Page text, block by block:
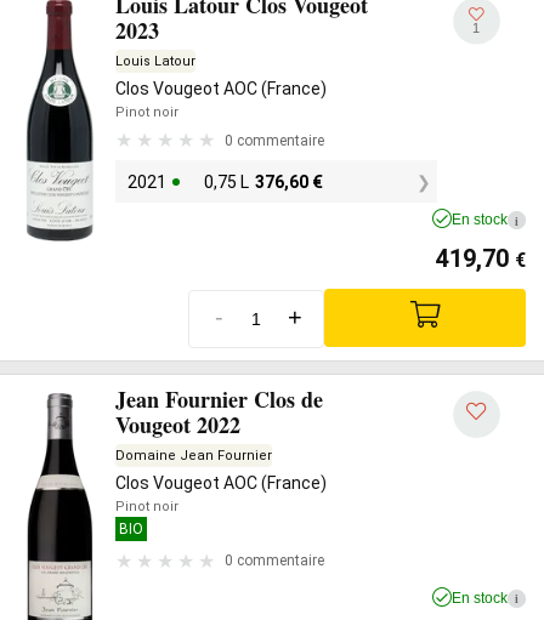
2023
Louis Latour
Clos Vougeot AOC (France)
Pinot noir
0 commentaire
2021 0,75 L 376,60 €
1
En stock i
419,70 €
- +
Jean Fournier Clos de
Vougeot 2022
Domaine Jean Fournier
Clos Vougeot AOC (France)
Pinot noir
BIO
0 commentaire
En stock i